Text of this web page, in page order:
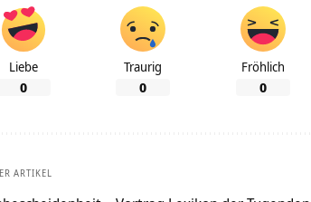
Liebe
0
Traurig
0
Fröhlich
0
ARTIKEL